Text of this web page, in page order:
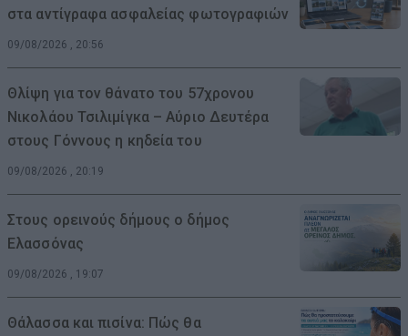
στα αντίγραφα ασφαλείας φωτογραφιών
09/08/2026 , 20:56
Θλίψη για τον θάνατο του 57χρονου
Νικολάου Τσιλιμίγκα – Αύριο Δευτέρα
στους Γόννους η κηδεία του
09/08/2026 , 20:19
Στους ορεινούς δήμους ο δήμος
Ελασσόνας
09/08/2026 , 19:07
Θάλασσα και πισίνα: Πώς θα